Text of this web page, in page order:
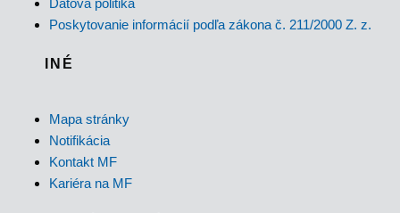
Dátová politika
Poskytovanie informácií podľa zákona č. 211/2000 Z. z.
INÉ
Mapa stránky
Notifikácia
Kontakt MF
Kariéra na MF